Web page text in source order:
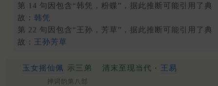
第 14 句因包含“韩凭，粉蝶”，据此推断可能引用了典
故： 韩凭
第 22 句因包含“王孙，芳草”，据此推断可能引用了典
故： 王孙芳草
玉女摇仙佩 示三弟 清末至现当代 · 王易
押词韵第八部